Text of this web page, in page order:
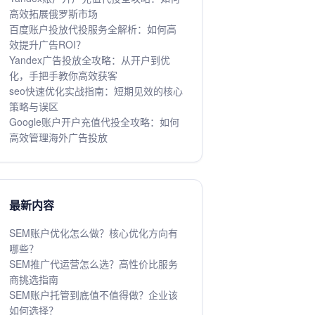
高效拓展俄罗斯市场
百度账户投放代投服务全解析：如何高
效提升广告ROI？
Yandex广告投放全攻略：从开户到优
化，手把手教你高效获客
seo快速优化实战指南：短期见效的核心
策略与误区
Google账户开户充值代投全攻略：如何
高效管理海外广告投放
最新内容
SEM账户优化怎么做？核心优化方向有
哪些？
SEM推广代运营怎么选？高性价比服务
商挑选指南
SEM账户托管到底值不值得做？企业该
如何选择？